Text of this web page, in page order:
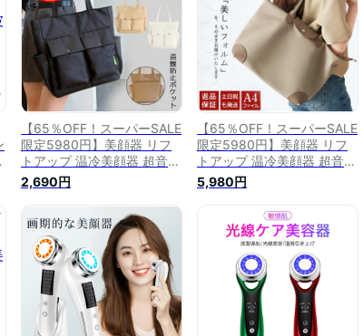
【65％OFF！スーパーSALE
限定5980円】美顔器 リフ
トアップ 温冷美顔器 超音波
美顔器 1台8役 多機能 毛穴
ケア イオン導入 イオン導出
超音波 微電流 光エステ LED
毛穴 汚れとり 角質ケア黒ず
み プレゼント 目元ems た
るみ ほうれい線 小顔 冷却
ケア 使い続け 効果を実感
2,690円
【65％OFF！スーパーSALE
限定5980円】美顔器 リフ
トアップ 温冷美顔器 超音波
美顔器 1台8役 多機能 毛穴
ケア イオン導入 イオン導出
超音波 微電流 光エステ LED
毛穴 汚れとり 角質ケア黒ず
み プレゼント 目元 ems た
るみ ほうれい線 小顔 冷却
ケア 使い続け 効果を実感
5,980円